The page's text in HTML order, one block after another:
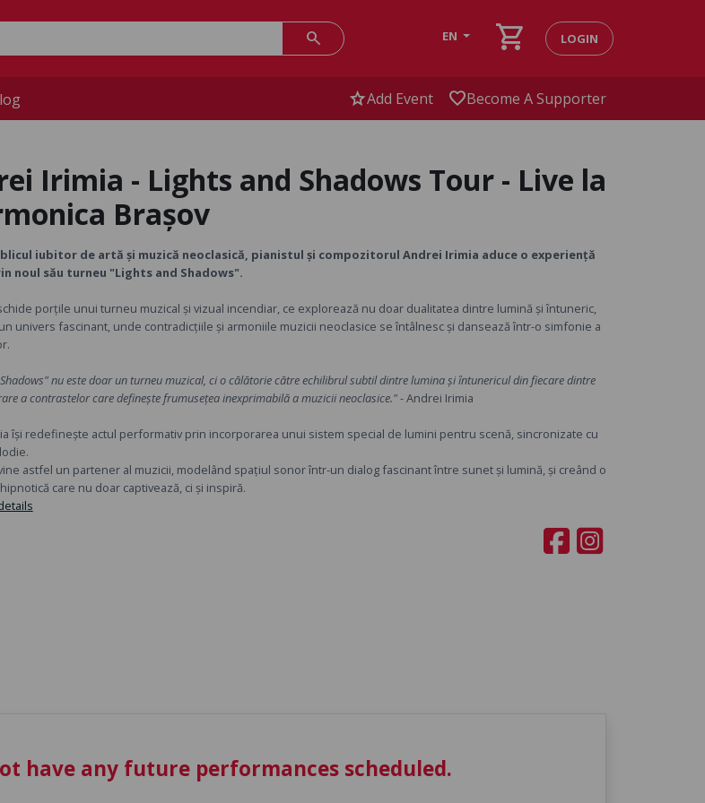
search EN shopping_cart LOGIN
starAdd Event favoriteBecome A Supporter
Irimia - Lights and Shadows Tour - Live la
Brașov
iubitor de artă și muzică neoclasică, pianistul și compozitorul Andrei Irimia aduce o experiență
noul său turneu "Lights and Shadows".
porțile unui turneu muzical și vizual incendiar, ce explorează nu doar dualitatea dintre lumină și întuneric,
univers fascinant, unde contradicțiile și armoniile muzicii neoclasice se întâlnesc și dansează într-o simfonie a
nu este doar un turneu muzical, ci o călătorie către echilibrul subtil dintre lumina și întunericul din fiecare dintre
a contrastelor care definește frumusețea inexprimabilă a muzicii neoclasice."- Andrei Irimia
își redefinește actul performativ prin incorporarea unui sistem special de lumini pentru scenă, sincronizate cu
astfel un partener al muzicii, modelând spațiul sonor într-un dialog fascinant între sunet și lumină, și creând o
care nu doar captivează, ci și inspiră.
have any future performances scheduled.